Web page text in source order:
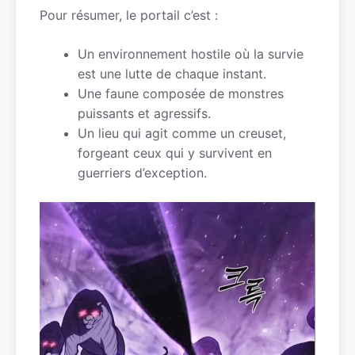
Pour résumer, le portail c’est :
Un environnement hostile où la survie
est une lutte de chaque instant.
Une faune composée de monstres
puissants et agressifs.
Un lieu qui agit comme un creuset,
forgeant ceux qui y survivent en
guerriers d’exception.